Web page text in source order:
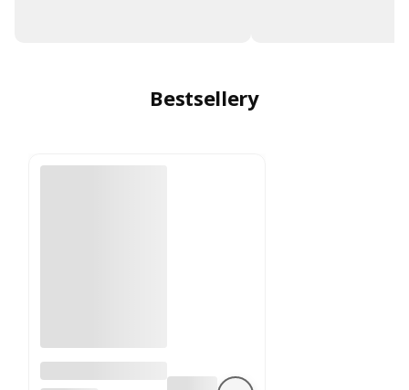
Bestsellery
A4988 sterownik
silnika krokowego